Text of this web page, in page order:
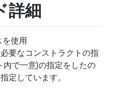
詳細
使用
要なコンストラクトの指
で一意)の指定をしたの
定しています。